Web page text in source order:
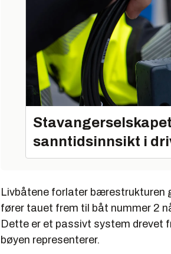
sanntidsinnsikt i
Livbåtene forlater bærestrukturen
fører tauet frem til båt nummer 2
Dette er et passivt system drevet
bøyen representerer.